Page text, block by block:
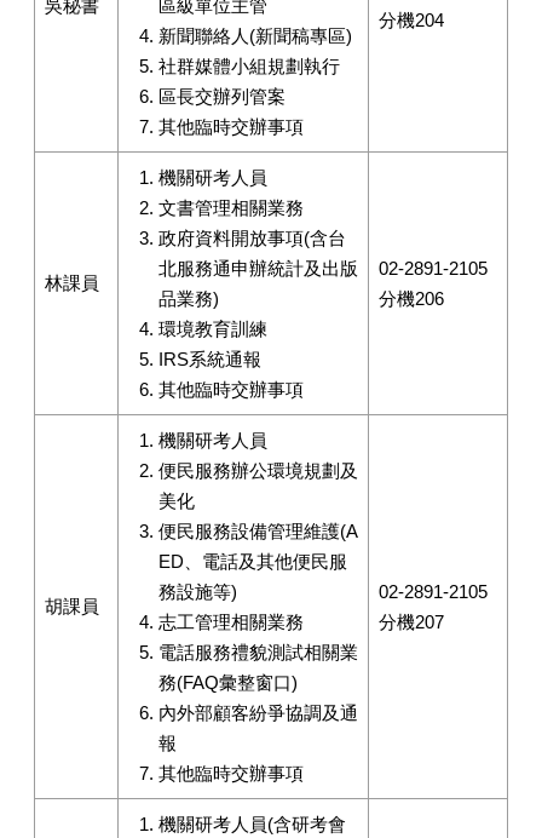
吳秘書
區級單位主管
新聞聯絡人(新聞稿專區)
社群媒體小組規劃執行
區長交辦列管案
其他臨時交辦事項
分機204
林課員
機關研考人員
文書管理相關業務
政府資料開放事項(含台
北服務通申辦統計及出版
品業務)
環境教育訓練
IRS系統通報
其他臨時交辦事項
02-2891-2105
分機206
胡課員
機關研考人員
便民服務辦公環境規劃及
美化
便民服務設備管理維護(A
ED、電話及其他便民服
務設施等)
志工管理相關業務
電話服務禮貌測試相關業
務(FAQ彙整窗口)
內外部顧客紛爭協調及通
報
其他臨時交辦事項
02-2891-2105
分機207
機關研考人員(含研考會